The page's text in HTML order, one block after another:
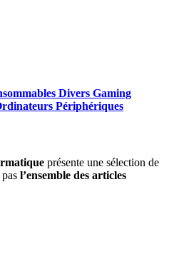
Divers Gaming
Périphériques
présente une sélection de
l’ensemble des articles